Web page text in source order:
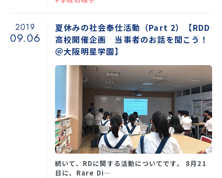
2019
09.06
夏休みの社会奉仕活動（Part 2）【RDD
高校開催企画 当事者のお話を聞こう！
＠大阪明星学園】
続いて、RDに関する活動についてです。 8月21
日に、Rare Di…